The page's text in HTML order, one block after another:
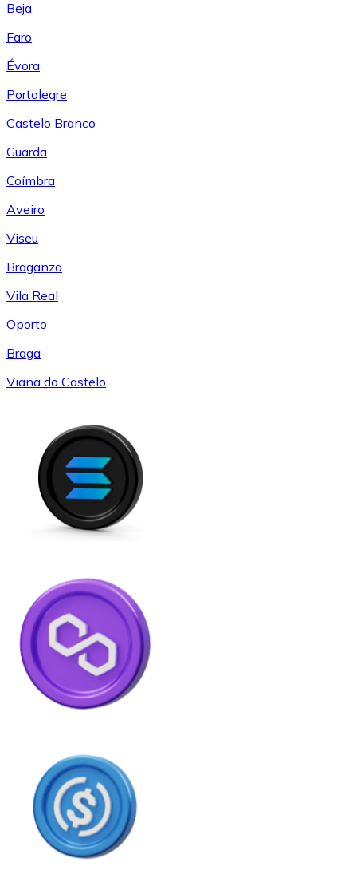
Beja
Faro
Évora
Portalegre
Castelo Branco
Guarda
Coímbra
Aveiro
Viseu
Braganza
Vila Real
Oporto
Braga
Viana do Castelo